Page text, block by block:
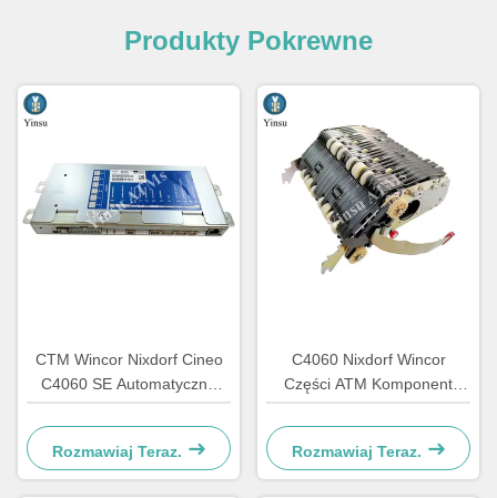
Produkty Pokrewne
CTM Wincor Nixdorf Cineo
C4060 SE Automatyczne
części elektroniczne
specjalne 1750147868
Rozmawiaj Teraz.
C4060 Nixdorf Wincor
Części ATM Komponent
CRS ATS Centralizacja AU
Moduł 1750134478
Rozmawiaj Teraz.